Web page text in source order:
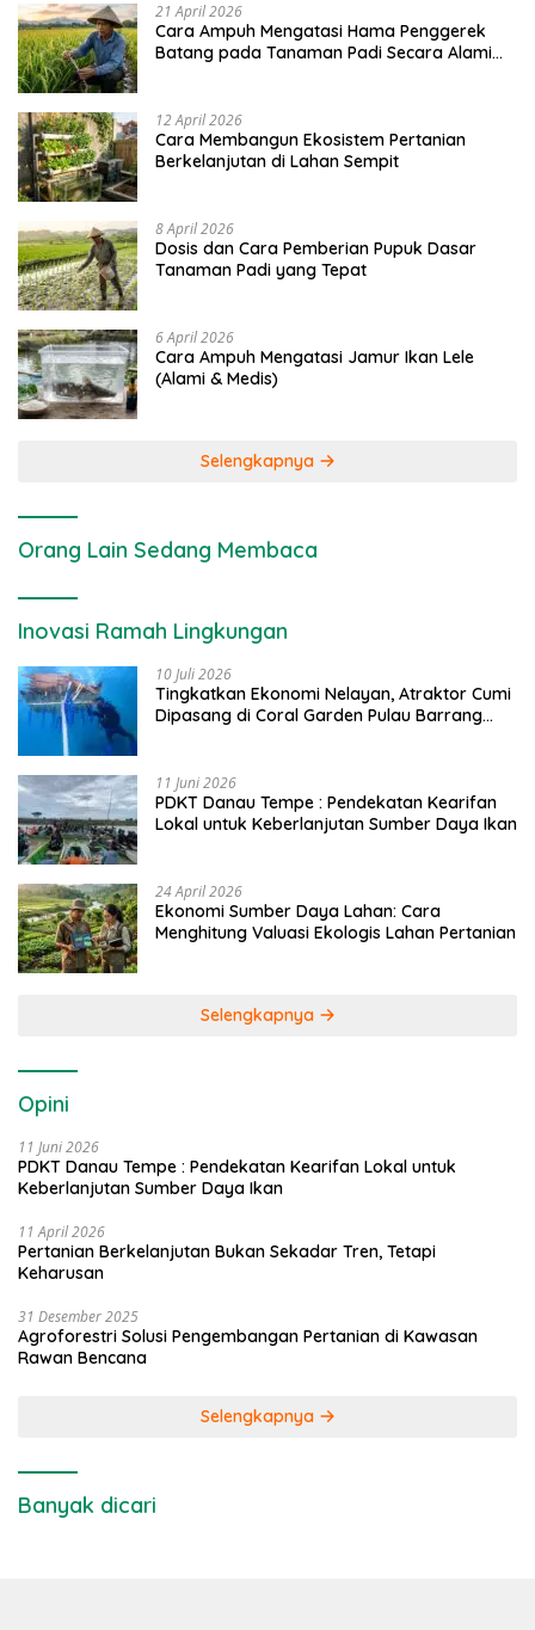
21 April 2026
Cara Ampuh Mengatasi Hama Penggerek
Batang pada Tanaman Padi Secara Alami
12 April 2026
Cara Membangun Ekosistem Pertanian
Berkelanjutan di Lahan Sempit
8 April 2026
Dosis dan Cara Pemberian Pupuk Dasar
Tanaman Padi yang Tepat
6 April 2026
Cara Ampuh Mengatasi Jamur Ikan Lele
(Alami & Medis)
Selengkapnya
Orang Lain Sedang Membaca
Inovasi Ramah Lingkungan
10 Juli 2026
Tingkatkan Ekonomi Nelayan, Atraktor Cumi
Dipasang di Coral Garden Pulau Barrang
11 Juni 2026
PDKT Danau Tempe : Pendekatan Kearifan
Lokal untuk Keberlanjutan Sumber Daya Ikan
24 April 2026
Ekonomi Sumber Daya Lahan: Cara
Menghitung Valuasi Ekologis Lahan Pertanian
Selengkapnya
Opini
11 Juni 2026
PDKT Danau Tempe : Pendekatan Kearifan Lokal untuk
Keberlanjutan Sumber Daya Ikan
11 April 2026
Pertanian Berkelanjutan Bukan Sekadar Tren, Tetapi
Keharusan
31 Desember 2025
Agroforestri Solusi Pengembangan Pertanian di Kawasan
Rawan Bencana
Selengkapnya
Banyak dicari